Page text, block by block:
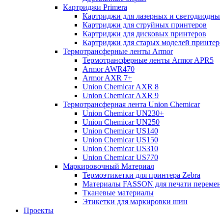
Картриджи Primera
Картриджи для лазерных и
Картриджи для струйных принтеров
Картриджи для дисковых принтеров
Картриджи для старых моделей
Термотрансферные ленты Armor
Термотрансферные ленты Armor APR5
Armor AWR470
Armor AXR 7+
Union Chemicar AXR 8
Union Chemicar AXR 9
Термотрансферная лента Union Chemicar
Union Chemicar UN230+
Union Chemicar UN250
Union Chemicar US140
Union Chemicar US150
Union Chemicar US310
Union Chemicar US770
Маркировочный Материал
Термоэтикетки для принтера Zebra
Материалы FASSON для печати
Тканевые материалы
Этикетки для маркировки шин
Проекты